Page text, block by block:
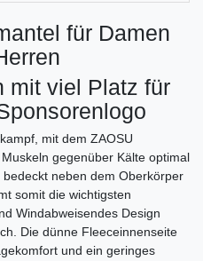
für Damen
mit viel Platz für
mit dem ZAOSU
gegenüber Kälte optimal
neben dem Oberkörper
somit die wichtigsten
Windabweisendes Design
Die dünne Fleeceinnenseite
und ein geringes